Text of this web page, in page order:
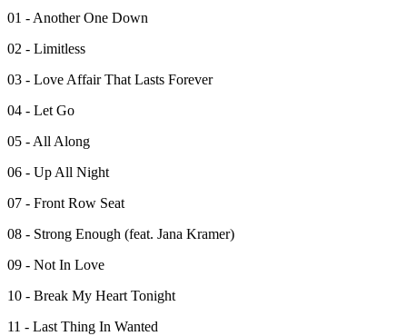
01 - Another One Down
02 - Limitless
03 - Love Affair That Lasts Forever
04 - Let Go
05 - All Along
06 - Up All Night
07 - Front Row Seat
08 - Strong Enough (feat. Jana Kramer)
09 - Not In Love
10 - Break My Heart Tonight
11 - Last Thing In Wanted